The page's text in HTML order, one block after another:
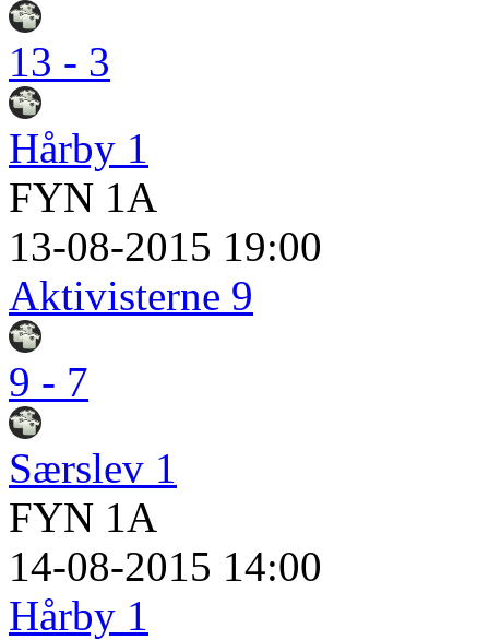
13 - 3
Hårby 1
FYN 1A
13-08-2015 19:00
Aktivisterne 9
9 - 7
Særslev 1
FYN 1A
14-08-2015 14:00
Hårby 1